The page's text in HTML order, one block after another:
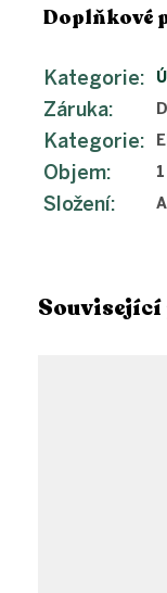
Doplňkové
Kategorie:
Záruka:
Kategorie:
Objem:
Složení: